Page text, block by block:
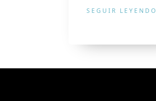
SEGUIR LEYENDO